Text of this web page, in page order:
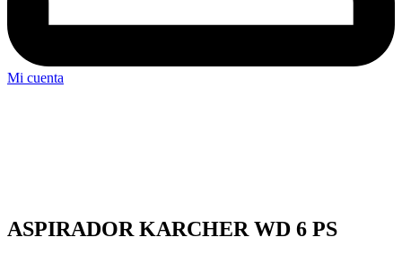
Mi cuenta
ASPIRADOR KARCHER WD 6 PS